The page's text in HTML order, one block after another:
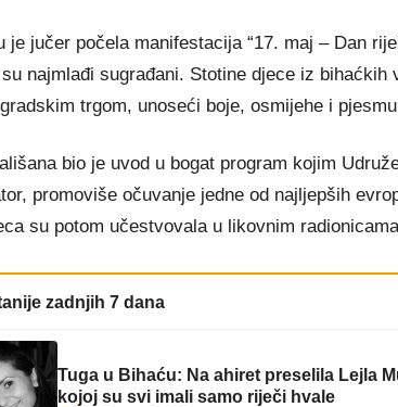
je jučer počela manifestacija “17. maj – Dan
najmlađi sugrađani. Stotine djece iz bihaćkih
trgom, unoseći boje, osmijehe i
bio je uvod u bogat program kojim
promoviše očuvanje jedne od najljepših
su potom učestvovala u likovnim
zadnjih 7 dana
Tuga u Bihaću: Na ahiret preselila Lejla
kojoj su svi imali samo riječi hvale